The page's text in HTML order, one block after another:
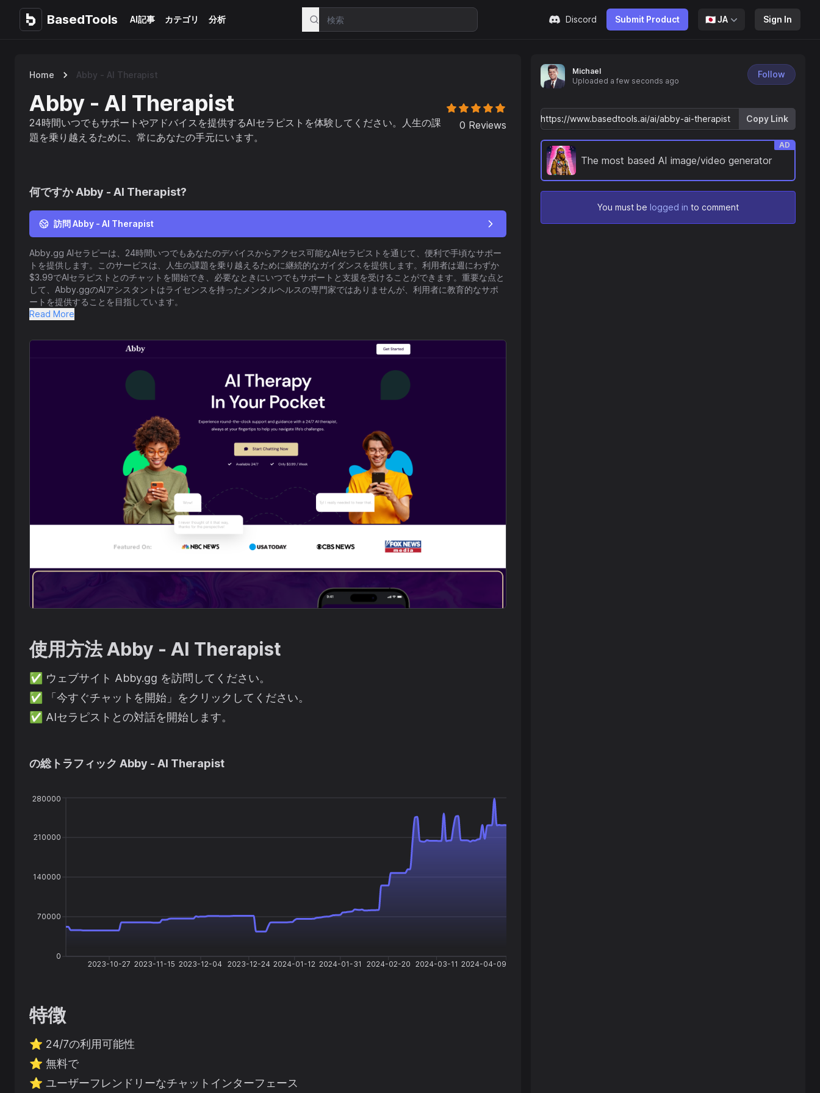
BasedTools
BasedTools AI記事 カテゴリ 分析 Discord Submit Product 🇯🇵JA Sign In
Home Abby - AI Therapist
Abby - AI Therapist
24時間いつでもサポートやアドバイスを提供するAIセラピストを体験してください。人生の課
題を乗り越えるために、常にあなたの手元にいます。
0 Reviews
何ですかAbby - AI Therapist?
訪問 Abby - AI Therapist
Abby.gg AIセラピーは、24時間いつでもあなたのデバイスからアクセス可能なAIセラピストを通じて、便利で手頃なサポー
トを提供します。このサービスは、人生の課題を乗り越えるために継続的なガイダンスを提供します。利用者は週にわずか
$3.99でAIセラピストとのチャットを開始でき、必要なときにいつでもサポートと支援を受けることができます。重要な点と
して、Abby.ggのAIアシスタントはライセンスを持ったメンタルヘルスの専門家ではありませんが、利用者に教育的なサポ
ートを提供することを目指しています。
Read More
使用方法 Abby - AI Therapist
✅ ウェブサイト Abby.gg を訪問してください。
✅
「今すぐチャットを開始」をクリックしてください。
✅ AIセラピストとの対話を開始します。
の総トラフィック Abby - AI Therapist
2023-10-27 2023-11-15 2023-12-04 2023-12-24 2024-01-12 2024-01-31 2024-02-20 2024-03-11 2024-04-09
0
70000
140000
210000
280000
特徴
⭐️ 24/7の利用可能性
⭐️ 無料で
⭐️ ユーザーフレンドリーなチャットインターフェース
Michael
Uploaded a few seconds ago
Follow
Copy Link
The most based AI image/video generator
AD
You must be logged in to comment